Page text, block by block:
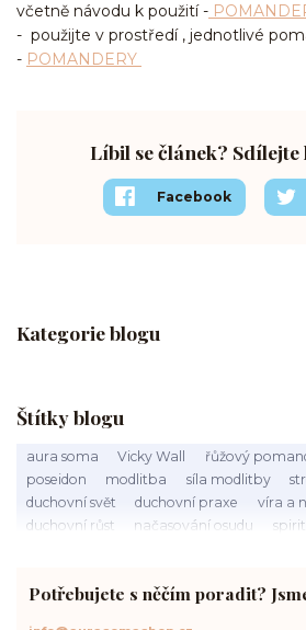
Kategorie blogu
Štítky blogu
aura soma Vicky Wall řůžový
poseidon
modlitba síla modlitby
duchovní svět
duchovní praxe víra a
duchovní růst
načasování osudu
Potřebujete s něčím poradit?
včetně návodu k použití -
- použijte v prostředí , jednotlivé
- POMANDERY
Líbil se článek? Sdílejte
Facebook